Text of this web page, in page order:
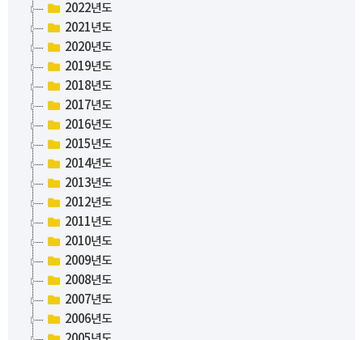
2022년도
2021년도
2020년도
2019년도
2018년도
2017년도
2016년도
2015년도
2014년도
2013년도
2012년도
2011년도
2010년도
2009년도
2008년도
2007년도
2006년도